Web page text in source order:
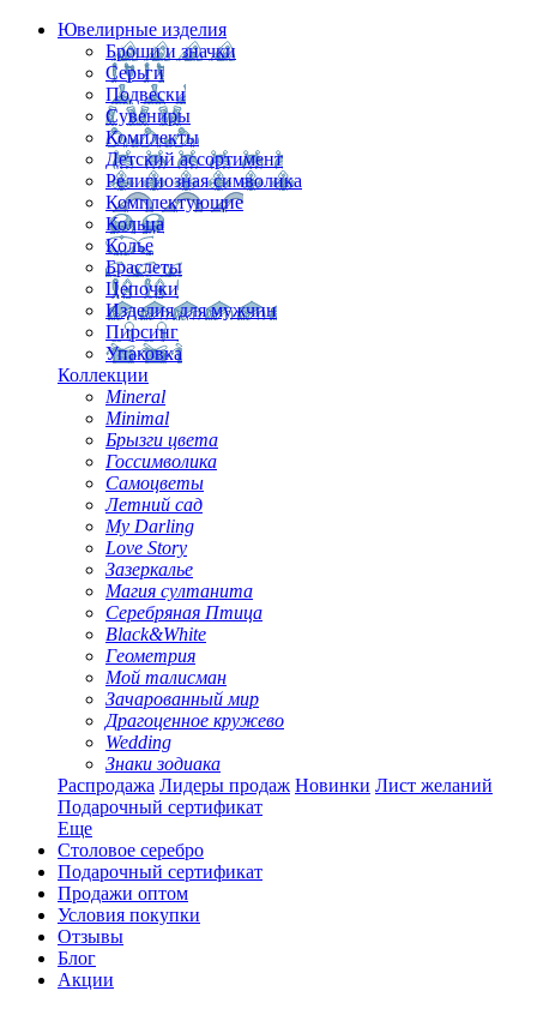
Ювелирные изделия
Броши и значки
Серьги
Подвески
Сувениры
Комплекты
Детский ассортимент
Религиозная символика
Комплектующие
Кольца
Колье
Браслеты
Цепочки
Изделия для мужчин
Пирсинг
Упаковка
Коллекции
Mineral
Minimal
Брызги цвета
Госсимволика
Самоцветы
Летний сад
My Darling
Love Story
Зазеркалье
Магия султанита
Серебряная Птица
Black&White
Геометрия
Мой талисман
Зачарованный мир
Драгоценное кружево
Wedding
Знаки зодиака
Распродажа Лидеры продаж Новинки Лист желаний
Подарочный сертификат
Еще
Столовое серебро
Подарочный сертификат
Продажи оптом
Условия покупки
Отзывы
Блог
Акции